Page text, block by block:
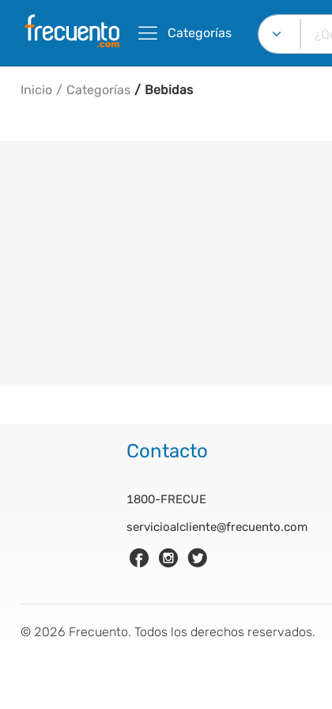
Categorías
Inicio Categorías Bebidas
Contacto
1800-FRECUE
servicioalcliente@frecuento.com
© 2026 Frecuento. Todos los derechos reservados.